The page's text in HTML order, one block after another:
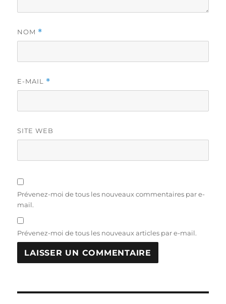
NOM *
E-MAIL *
SITE WEB
Prévenez-moi de tous les nouveaux commentaires par e-
mail.
Prévenez-moi de tous les nouveaux articles par e-mail.